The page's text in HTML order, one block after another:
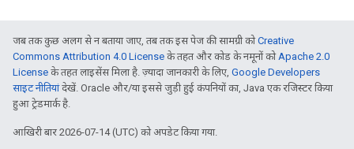
जब तक कुछ अलग से न बताया जाए, तब तक इस पेज की सामग्री कोCreative
Commons Attribution 4.0 License के तहत और कोड के नमूनों कोApache 2.0
License के तहत लाइसेंस मिला है. ज़्यादा जानकारी के लिए, Google Developers
साइट नीतियांदेखें. Oracle और/या इससे जुड़ी हुई कंपनियों का, Java एक रजिस्टर किया
हुआ ट्रेडमार्क है.
आखिरी बार 2026-07-14 (UTC) को अपडेट किया गया.